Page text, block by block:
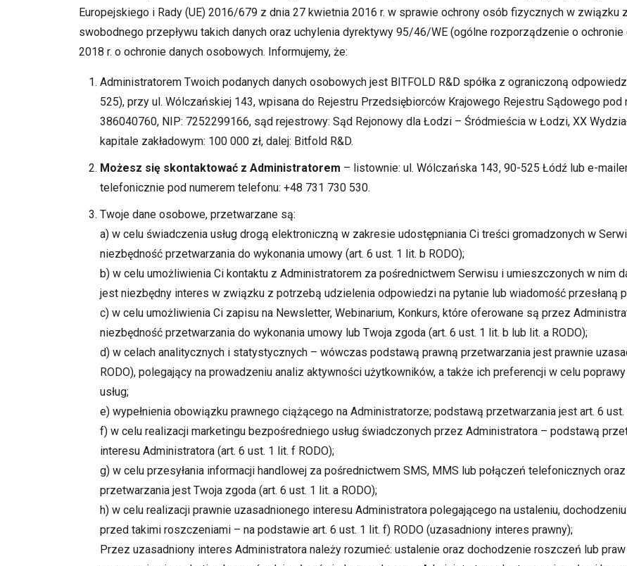
Europejskiego i Rady (UE) 2016/679 z dnia 27 kwietnia 2016 r. w sprawie ochrony osób fizycznych w
swobodnego przepływu takich danych oraz uchylenia dyrektywy 95/46/WE (ogólne rozporządzenie o ochronie
2018 r. o ochronie danych osobowych. Informujemy, że:
Administratorem Twoich podanych danych osobowych jest BITFOLD R&D spółka z ograniczoną
525), przy ul. Wólczańskiej 143, wpisana do Rejestru Przedsiębiorców Krajowego Rejestru Sądowego pod
386040760, NIP: 7252299166, sąd rejestrowy: Sąd Rejonowy dla Łodzi – Śródmieścia w Łodzi, XX
kapitale zakładowym: 100 000 zł, dalej: Bitfold R&D.
Możesz się skontaktować z Administratorem – listownie: ul. Wólczańska 143, 90-525 Łódź lub e-
telefonicznie pod numerem telefonu: +48 731 730 530.
Twoje dane osobowe, przetwarzane są:
a) w celu świadczenia usług drogą elektroniczną w zakresie udostępniania Ci treści gromadzonych w
niezbędność przetwarzania do wykonania umowy (art. 6 ust. 1 lit. b RODO);
b) w celu umożliwienia Ci kontaktu z Administratorem za pośrednictwem Serwisu i umieszczonych w nim
jest niezbędny interes w związku z potrzebą udzielenia odpowiedzi na pytanie lub wiadomość przesłaną
c) w celu umożliwienia Ci zapisu na Newsletter, Webinarium, Konkurs, które oferowane są przez
niezbędność przetwarzania do wykonania umowy lub Twoja zgoda (art. 6 ust. 1 lit. b lub lit. a RODO);
d) w celach analitycznych i statystycznych – wówczas podstawą prawną przetwarzania jest prawnie
RODO), polegający na prowadzeniu analiz aktywności użytkowników, a także ich preferencji w celu
usług;
e) wypełnienia obowiązku prawnego ciążącego na Administratorze; podstawą przetwarzania jest art. 6 ust.
f) w celu realizacji marketingu bezpośredniego usług świadczonych przez Administratora – podstawą
interesu Administratora (art. 6 ust. 1 lit. f RODO);
g) w celu przesyłania informacji handlowej za pośrednictwem SMS, MMS lub połączeń telefonicznych
przetwarzania jest Twoja zgoda (art. 6 ust. 1 lit. a RODO);
h) w celu realizacji prawnie uzasadnionego interesu Administratora polegającego na ustaleniu,
przed takimi roszczeniami – na podstawie art. 6 ust. 1 lit. f) RODO (uzasadniony interes prawny);
Przez uzasadniony interes Administratora należy rozumieć: ustalenie oraz dochodzenie roszczeń lub